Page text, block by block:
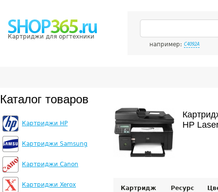
Картриджи для оргтехники
например: C4092A
Каталог товаров
Картриджи HP
Картриджи Samsung
Картриджи Canon
Картриджи Xerox
HP
Картридж Ресурс